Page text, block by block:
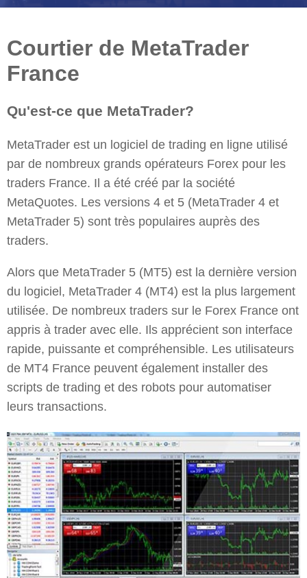
Courtier de MetaTrader
France
Qu'est-ce que MetaTrader?
MetaTrader est un logiciel de trading en ligne utilisé
par de nombreux grands opérateurs Forex pour les
traders France. Il a été créé par la société
MetaQuotes. Les versions 4 et 5 (MetaTrader 4 et
MetaTrader 5) sont très populaires auprès des
traders.
Alors que MetaTrader 5 (MT5) est la dernière version
du logiciel, MetaTrader 4 (MT4) est la plus largement
utilisée. De nombreux traders sur le Forex France ont
appris à trader avec elle. Ils apprécient son interface
rapide, puissante et compréhensible. Les utilisateurs
de MT4 France peuvent également installer des
scripts de trading et des robots pour automatiser
leurs transactions.